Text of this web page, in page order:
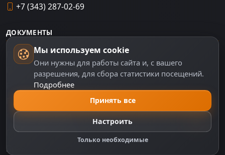
+7 (343) 287-02-69
ДОКУМЕНТЫ
Пользовательское соглашение
Политика персональных данных
Правила оплаты
Настройки cookie
Правообладателям
Правила сообщества
Мы используем cookie
Они нужны для работы сайта и, с вашего
разрешения, для сбора статистики посещений.
Подробнее
Принять все
Настроить
Только необходимые